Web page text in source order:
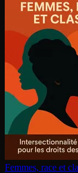
Femmes, race et